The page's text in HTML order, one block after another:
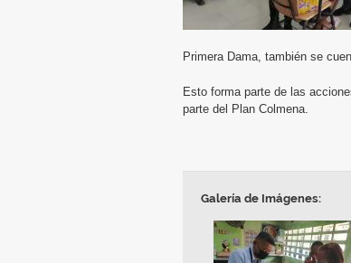
Primera Dama, también se
Esto forma parte de las
parte del Plan Colmena.
Galería de Imágenes: